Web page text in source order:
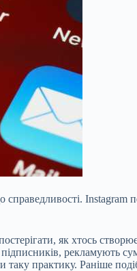
як хтось
рекламують
практику. Раніше